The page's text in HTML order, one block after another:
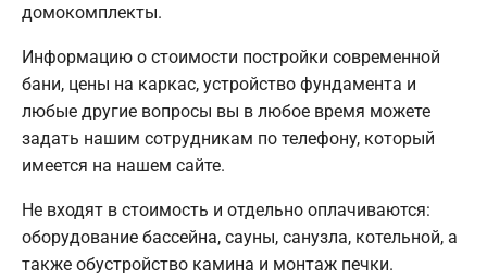
домокомплекты.
Информацию о стоимости постройки современной
бани, цены на каркас, устройство фундамента и
любые другие вопросы вы в любое время можете
задать нашим сотрудникам по телефону, который
имеется на нашем сайте.
Не входят в стоимость и отдельно оплачиваются:
оборудование бассейна, сауны, санузла, котельной, а
также обустройство камина и монтаж печки.